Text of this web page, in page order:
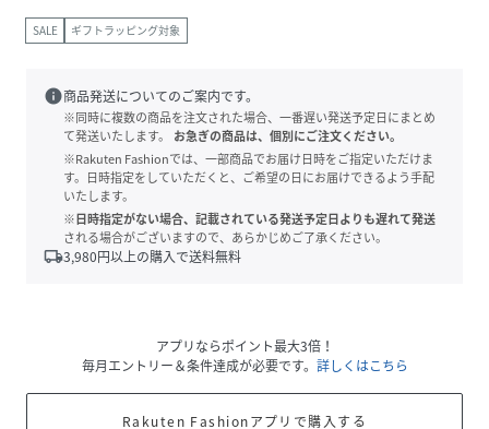
SALE ギフトラッピング対象
info商品発送についてのご案内です。
※同時に複数の商品を注文された場合、一番遅い発送予定日にまとめ
て発送いたします。
お急ぎの商品は、個別にご注文ください。
※Rakuten Fashionでは、一部商品でお届け日時をご指定いただけま
す。日時指定をしていただくと、ご希望の日にお届けできるよう手配
いたします。
※日時指定がない場合、記載されている発送予定日よりも遅れて発送
される場合がございますので、あらかじめご了承ください。
local_shipping3,980円以上の購入で送料無料
アプリならポイント最大3倍！
毎月エントリー＆条件達成が必要です。 詳しくはこちら
Rakuten Fashionアプリで購入する